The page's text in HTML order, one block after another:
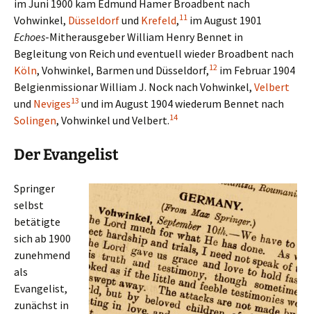
im Juni 1900 kam Edmund Hamer Broadbent nach
Vohwinkel, Düsseldorfund Krefeld,11 im August 1901
Echoes-Mitherausgeber William Henry Bennet in
Begleitung von Reich und eventuell wieder Broadbent nach
Köln, Vohwinkel, Barmen und Düsseldorf,12 im Februar 1904
Belgienmissionar William J. Nock nach Vohwinkel, Velbert
und Neviges13 und im August 1904 wiederum Bennet nach
Solingen, Vohwinkel und Velbert.14
Der Evangelist
Springer
selbst
betätigte
sich ab 1900
zunehmend
als
Evangelist,
zunächst in